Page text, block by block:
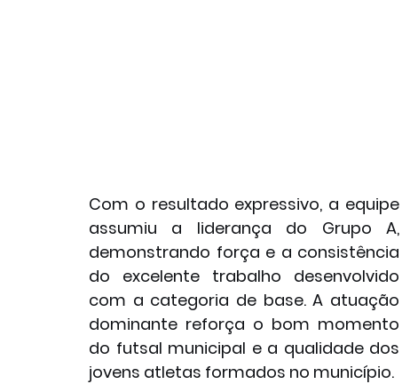
Com o resultado expressivo, a equipe
assumiu a liderança do Grupo A,
demonstrando força e a consistência
do excelente trabalho desenvolvido
com a categoria de base. A atuação
dominante reforça o bom momento
do futsal municipal e a qualidade dos
jovens atletas formados no município.